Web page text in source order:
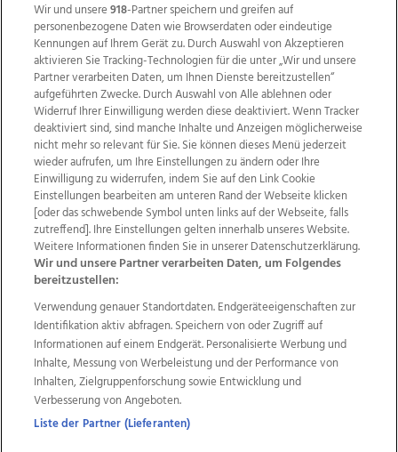
Wir über uns Mediadaten Kontakt
Jobs
Datenschutz
Impressum
AGB Anzeigekunden
AGB Website
Ehrenkodex Politische Werbung
Weitere Angebote des Medienhauses Wimmer
TV1 di-mog-i.at OÖNow
Ischler Woche
Life Radio
OÖNachrichten
OÖN Immobilien
OÖN Karriere
OÖN Reise
Promenaden Galerien
Regionaljobs
wasistlos.at
Wir und unsere918-Partner speichern und greifen auf
personenbezogene Daten wie Browserdaten oder eindeutige
Kennungen auf Ihrem Gerät zu. Durch Auswahl von Akzeptieren
aktivieren Sie Tracking-Technologien für die unter „Wir und unsere
Partner verarbeiten Daten, um Ihnen Dienste bereitzustellen“
aufgeführten Zwecke. Durch Auswahl von Alle ablehnen oder
Widerruf Ihrer Einwilligung werden diese deaktiviert. Wenn Tracker
deaktiviert sind, sind manche Inhalte und Anzeigen möglicherweise
nicht mehr so relevant für Sie. Sie können dieses Menü jederzeit
wieder aufrufen, um Ihre Einstellungen zu ändern oder Ihre
Einwilligung zu widerrufen, indem Sie auf den Link Cookie
Einstellungen bearbeiten am unteren Rand der Webseite klicken
[oder das schwebende Symbol unten links auf der Webseite, falls
zutreffend]. Ihre Einstellungen gelten innerhalb unseres Website.
Weitere Informationen finden Sie in unserer Datenschutzerklärung.
Wir und unsere Partner verarbeiten Daten, um Folgendes
bereitzustellen:
Verwendung genauer Standortdaten. Endgeräteeigenschaften zur
Identifikation aktiv abfragen. Speichern von oder Zugriff auf
Informationen auf einem Endgerät. Personalisierte Werbung und
Inhalte, Messung von Werbeleistung und der Performance von
Inhalten, Zielgruppenforschung sowie Entwicklung und
Verbesserung von Angeboten.
Liste der Partner (Lieferanten)